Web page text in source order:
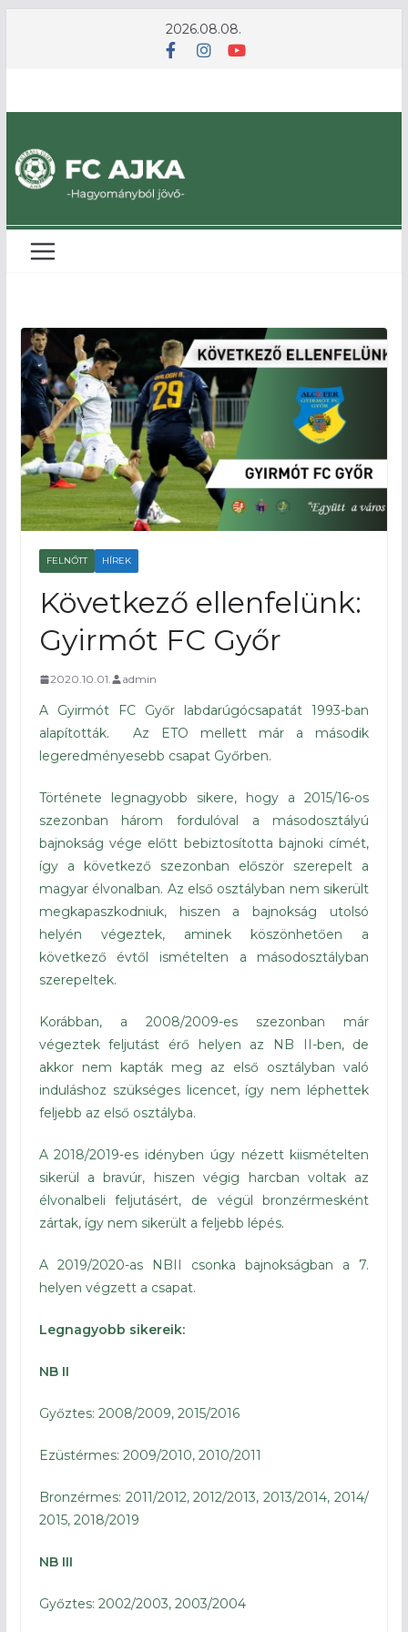
2026.08.08.
FELNŐTT HÍREK
Következő ellenfelünk:
Gyirmót FC Győr
2020.10.01. admin
A Gyirmót FC Győr labdarúgócsapatát 1993-ban
alapították. Az ETO mellett már a második
legeredményesebb csapat Győrben.
Története legnagyobb sikere, hogy a 2015/16-os
szezonban három fordulóval a másodosztályú
bajnokság vége előtt bebiztosította bajnoki címét,
így a következő szezonban először szerepelt a
magyar élvonalban. Az első osztályban nem sikerült
megkapaszkodniuk, hiszen a bajnokság utolsó
helyén végeztek, aminek köszönhetően a
következő évtől ismételten a másodosztályban
szerepeltek.
Korábban, a 2008/2009-es szezonban már
végeztek feljutást érő helyen az NB II-ben, de
akkor nem kapták meg az első osztályban való
induláshoz szükséges licencet, így nem léphettek
feljebb az első osztályba.
A 2018/2019-es idényben úgy nézett kiismételten
sikerül a bravúr, hiszen végig harcban voltak az
élvonalbeli feljutásért, de végül bronzérmesként
zártak, így nem sikerült a feljebb lépés.
A 2019/2020-as NBII csonka bajnokságban a 7.
helyen végzett a csapat.
Legnagyobb sikereik:
NB II
Győztes: 2008/2009, 2015/2016
Ezüstérmes: 2009/2010, 2010/2011
Bronzérmes: 2011/2012, 2012/2013, 2013/2014, 2014/
2015, 2018/2019
NB III
Győztes: 2002/2003, 2003/2004